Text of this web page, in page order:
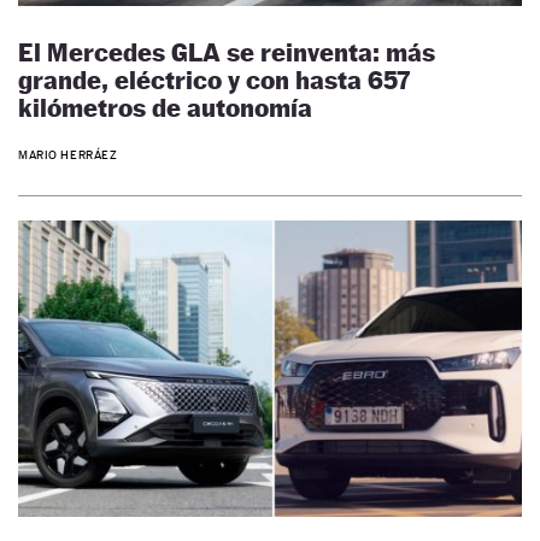
El Mercedes GLA se reinventa: más
grande, eléctrico y con hasta 657
kilómetros de autonomía
MARIO HERRÁEZ